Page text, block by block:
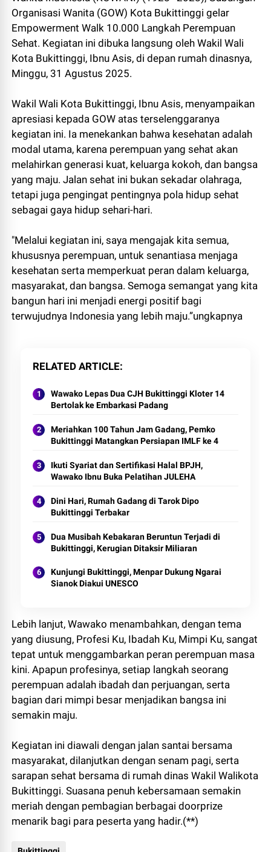
Organisasi Wanita (GOW) Kota Bukittinggi gelar
Empowerment Walk 10.000 Langkah Perempuan
Sehat. Kegiatan ini dibuka langsung oleh Wakil Wali
Kota Bukittinggi, Ibnu Asis, di depan rumah dinasnya,
Minggu, 31 Agustus 2025.
Wakil Wali Kota Bukittinggi, Ibnu Asis, menyampaikan
apresiasi kepada GOW atas terselenggaranya
kegiatan ini. Ia menekankan bahwa kesehatan adalah
modal utama, karena perempuan yang sehat akan
melahirkan generasi kuat, keluarga kokoh, dan bangsa
yang maju. Jalan sehat ini bukan sekadar olahraga,
tetapi juga pengingat pentingnya pola hidup sehat
sebagai gaya hidup sehari-hari.
"Melalui kegiatan ini, saya mengajak kita semua,
khususnya perempuan, untuk senantiasa menjaga
kesehatan serta memperkuat peran dalam keluarga,
masyarakat, dan bangsa. Semoga semangat yang kita
bangun hari ini menjadi energi positif bagi
terwujudnya Indonesia yang lebih maju.”ungkapnya
RELATED ARTICLE
Wawako Lepas Dua CJH Bukittinggi Kloter 14
Bertolak ke Embarkasi Padang
Meriahkan 100 Tahun Jam Gadang, Pemko
Bukittinggi Matangkan Persiapan IMLF ke 4
Ikuti Syariat dan Sertifikasi Halal BPJH,
Wawako Ibnu Buka Pelatihan JULEHA
Dini Hari, Rumah Gadang di Tarok Dipo
Bukittinggi Terbakar
Dua Musibah Kebakaran Beruntun Terjadi di
Bukittinggi, Kerugian Ditaksir Miliaran
Kunjungi Bukittinggi, Menpar Dukung Ngarai
Sianok Diakui UNESCO
Lebih lanjut, Wawako menambahkan, dengan tema
yang diusung, Profesi Ku, Ibadah Ku, Mimpi Ku, sangat
tepat untuk menggambarkan peran perempuan masa
kini. Apapun profesinya, setiap langkah seorang
perempuan adalah ibadah dan perjuangan, serta
bagian dari mimpi besar menjadikan bangsa ini
semakin maju.
Kegiatan ini diawali dengan jalan santai bersama
masyarakat, dilanjutkan dengan senam pagi, serta
sarapan sehat bersama di rumah dinas Wakil Walikota
Bukittinggi. Suasana penuh kebersamaan semakin
meriah dengan pembagian berbagai doorprize
menarik bagi para peserta yang hadir.(**)